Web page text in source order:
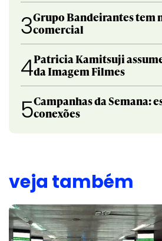
3Grupo Bandeirantes tem
comercial
4Patricia Kamitsuji
da Imagem Filmes
5Campanhas da Semana:
conexões
veja também